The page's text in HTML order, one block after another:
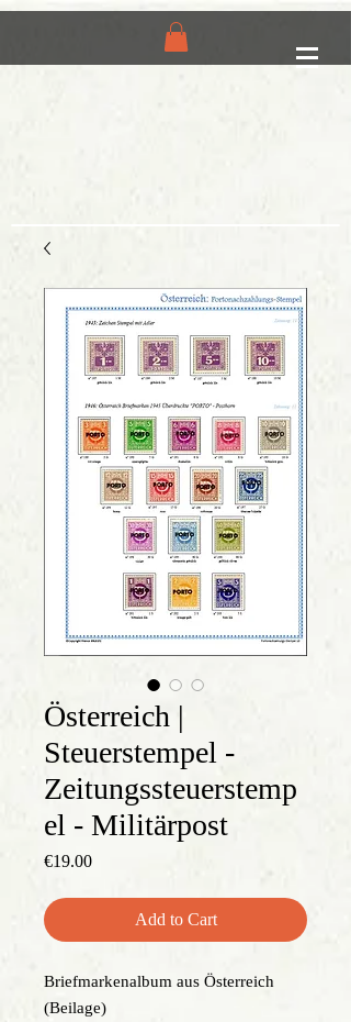
Österreich |
Steuerstempel -
Zeitungssteuerstemp
el - Militärpost
€19.00Price
Add to Cart
Briefmarkenalbum aus Österreich
(Beilage)